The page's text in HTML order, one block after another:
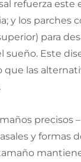
refuerza
y los
para
sueño. Este
las
precisos
y formas